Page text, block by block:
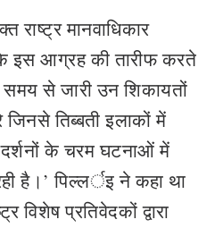
राष्ट्र मानवाधिकार
आग्रह की तारीफ करते
से जारी उन शिकायतों
तिब्बती इलाकों में
के चरम घटनाओं में
है।’ पिल्लर्इ ने कहा था
विशेष प्रतिवेदकों द्वारा